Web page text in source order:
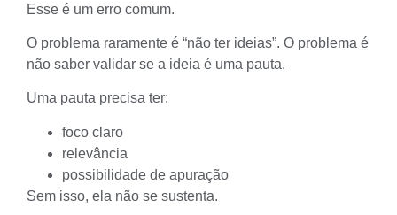
Esse é um erro comum.
O problema raramente é “não ter ideias”. O problema é
não saber validar se a ideia é uma pauta.
Uma pauta precisa ter:
foco claro
relevância
possibilidade de apuração
Sem isso, ela não se sustenta.